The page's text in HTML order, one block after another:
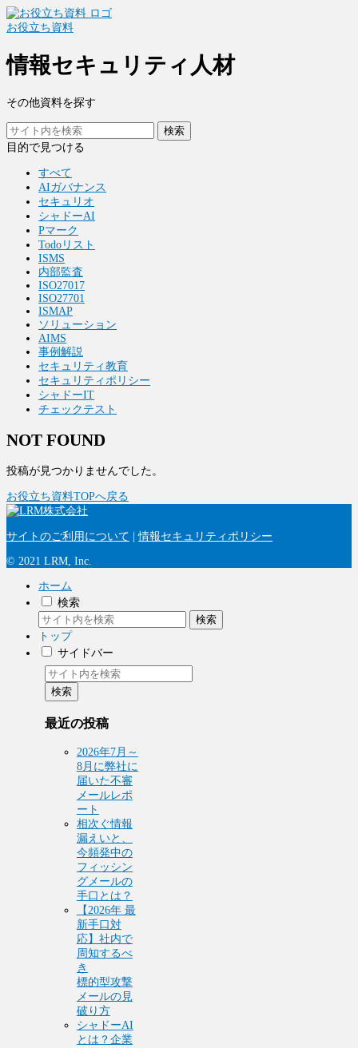
お役立ち資料
情報セキュリティ人材
その他資料を探す
検索
目的で見つける
すべて
AIガバナンス
セキュリオ
シャドーAI
Pマーク
Todoリスト
ISMS
内部監査
ISO27017
ISO27701
ISMAP
ソリューション
AIMS
事例解説
セキュリティ教育
セキュリティポリシー
シャドーIT
チェックテスト
NOT FOUND
投稿が見つかりませんでした。
お役立ち資料TOPへ戻る
サイトのご利用について |情報セキュリティポリシー
© 2021 LRM, Inc.
ホーム
検索
検索
トップ
サイドバー
検索
最近の投稿
2026年7月～
8月に弊社に
届いた不審
メールレポ
ート
相次ぐ情報
漏えいと、
今頻発中の
フィッシン
グメールの
手口とは？
【2026年 最
新手口対
応】社内で
周知するべ
き
標的型攻撃
メールの見
破り方
シャドーAI
とは？企業